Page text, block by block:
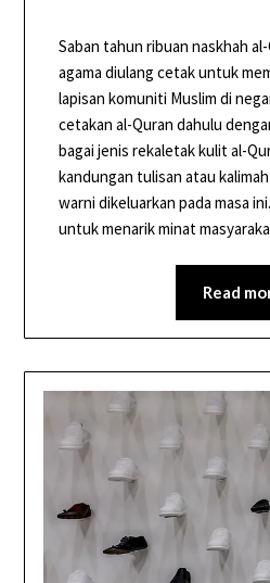
Saban tahun ribuan naskhah
agama diulang cetak untuk
lapisan komuniti Muslim di
cetakan al-Quran dahulu
bagai jenis rekaletak kulit al-
kandungan tulisan atau
warni dikeluarkan pada masa
untuk menarik minat
Read